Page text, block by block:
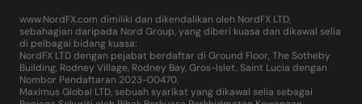
www.NordFX.com dimiliki dan dikendalikan oleh NordFX LTD,
sebahagian daripada Nord Group, yang diberi kuasa dan dikawal selia
di pelbagai bidang kuasa:
NordFX LTD dengan pejabat berdaftar di Ground Floor, The Sotheby
Building, Rodney Village, Rodney Bay, Gros-Islet, Saint Lucia dengan
Nombor Pendaftaran 2023-00470.
Maximus Global LTD, sebuah syarikat yang dikawal selia sebagai